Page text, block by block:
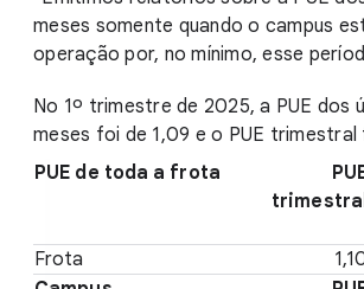
meses somente quando o campus
operação por, no mínimo, esse
No 1º trimestre de 2025, a PUE dos
meses foi de 1,09 e o PUE trimestral
PUE de toda a frota
trimestral
Frota